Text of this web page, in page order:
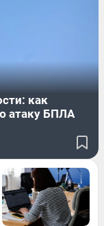
как
атаку БПЛА